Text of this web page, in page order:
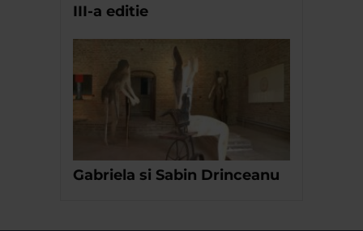
III-a editie
Gabriela si Sabin Drinceanu